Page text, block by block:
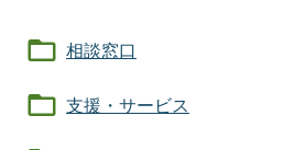
相談窓口
支援・サービス